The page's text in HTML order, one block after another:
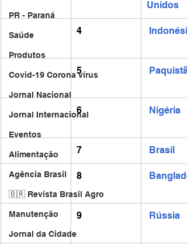
PR - Paraná
Saúde
Produtos
Covid-19 Corona vírus
Jornal Nacional
Jornal Internacional
Eventos
Alimentação
Agência Brasil
🇧🇷 Revista Brasil Agro
Manutenção
Jornal da Cidade
Unidos
4 Indonésia
5
6 Nigéria
7 Brasil
8
9 Rússia